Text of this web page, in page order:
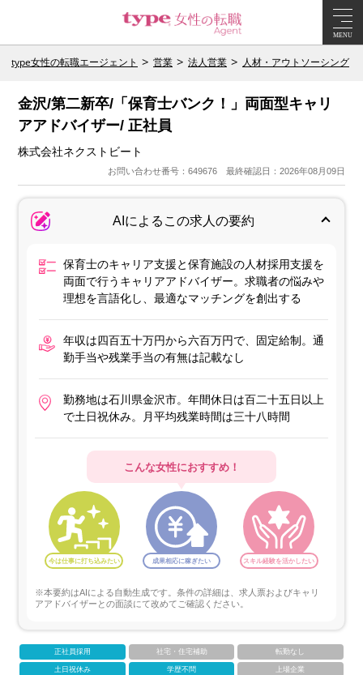
MENU
type女性の転職エージェント 営業 法人営業 人材・アウトソーシング
金沢/第二新卒/「保育士バンク！」両面型キャリ
アアドバイザー/ 正社員
株式会社ネクストビート
お問い合わせ番号：649676 最終確認日：2026年08月09日
AIによるこの求人の要約
保育士のキャリア支援と保育施設の人材採用支援を
両面で行うキャリアアドバイザー。求職者の悩みや
理想を言語化し、最適なマッチングを創出する
年収は四百五十万円から六百万円で、固定給制。通
勤手当や残業手当の有無は記載なし
勤務地は石川県金沢市。年間休日は百二十五日以上
で土日祝休み。月平均残業時間は三十八時間
こんな女性におすすめ！
今は仕事に打ち込みたい 成果相応に稼ぎたい スキル経験を活かしたい
※本要約はAIによる自動生成です。条件の詳細は、求人票およびキャリ
アアドバイザーとの面談にて改めてご確認ください。
正社員採用 社宅・住宅補助 転勤なし
土日祝休み 学歴不問 上場企業